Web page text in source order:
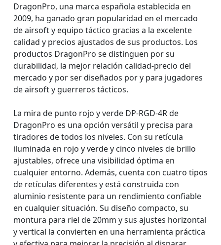
DragonPro, una marca española establecida en
2009, ha ganado gran popularidad en el mercado
de airsoft y equipo táctico gracias a la excelente
calidad y precios ajustados de sus productos. Los
productos DragonPro se distinguen por su
durabilidad, la mejor relación calidad-precio del
mercado y por ser diseñados por y para jugadores
de airsoft y guerreros tácticos.
La mira de punto rojo y verde DP-RGD-4R de
DragonPro es una opción versátil y precisa para
tiradores de todos los niveles. Con su retícula
iluminada en rojo y verde y cinco niveles de brillo
ajustables, ofrece una visibilidad óptima en
cualquier entorno. Además, cuenta con cuatro tipos
de retículas diferentes y está construida con
aluminio resistente para un rendimiento confiable
en cualquier situación. Su diseño compacto, su
montura para riel de 20mm y sus ajustes horizontal
y vertical la convierten en una herramienta práctica